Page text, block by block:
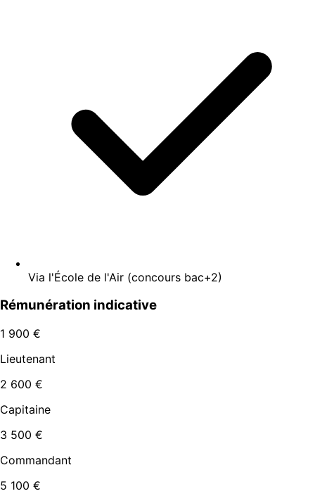
Via l'École de l'Air (concours bac+2)
Rémunération indicative
1 900 €
Lieutenant
2 600 €
Capitaine
3 500 €
Commandant
5 100 €